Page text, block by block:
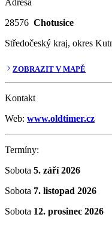
Adresa
28576 Chotusice
Středočeský kraj, okres
ZOBRAZIT V MAPĚ
Kontakt
Web: www.oldtimer.cz
Termíny:
Sobota 5. září 2026
Sobota 7. listopad 2026
Sobota 12. prosinec 2026